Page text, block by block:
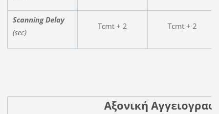
Scanning Delay
(sec)
Tcmt + 2 Tcmt + 2
Αξονική